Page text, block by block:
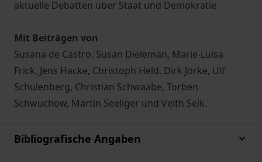
aktuelle Debatten über Staat und Demokratie
Mit Beiträgen von
Susana de Castro, Susan Dieleman, Marie-Luisa
Frick, Jens Hacke, Christoph Held, Dirk Jörke, Ulf
Schulenberg, Christian Schwaabe, Torben
Schwuchow, Martin Seeliger und Veith Selk.
Bibliografische Angaben